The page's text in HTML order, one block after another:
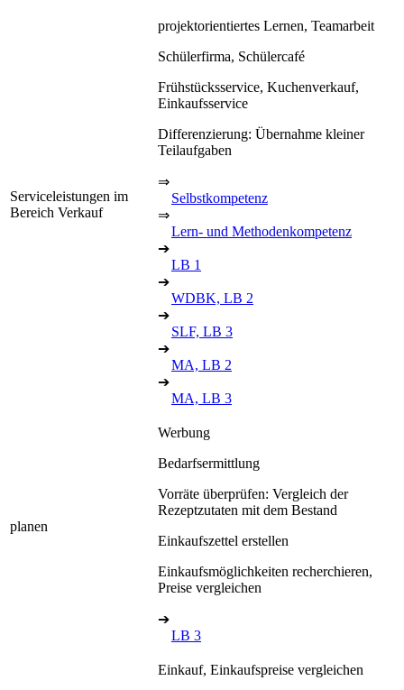
Serviceleistungen im
Bereich Verkauf
projektorientiertes Lernen, Teamarbeit
Schülerfirma, Schülercafé
Frühstücksservice, Kuchenverkauf,
Einkaufsservice
Differenzierung: Übernahme kleiner
Teilaufgaben
⇒
Selbstkompetenz
⇒
Lern- und Methodenkompetenz
➔
LB 1
➔
WDBK, LB 2
➔
SLF, LB 3
➔
MA, LB 2
➔
MA, LB 3
planen
Werbung
Bedarfsermittlung
Vorräte überprüfen: Vergleich der
Rezeptzutaten mit dem Bestand
Einkaufszettel erstellen
Einkaufsmöglichkeiten recherchieren,
Preise vergleichen
➔
LB 3
Einkauf, Einkaufspreise vergleichen